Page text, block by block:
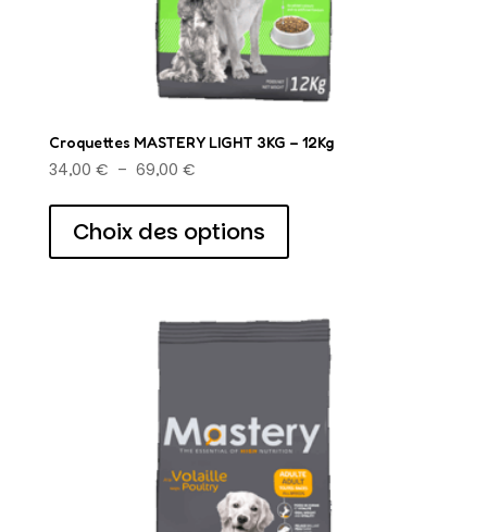
Croquettes MASTERY LIGHT 3KG – 12Kg
34,00 € – 69,00 €Plage
prix :
34,00 €
Choix des options
Les
options
peuvent
choisies
sur
la
page
du